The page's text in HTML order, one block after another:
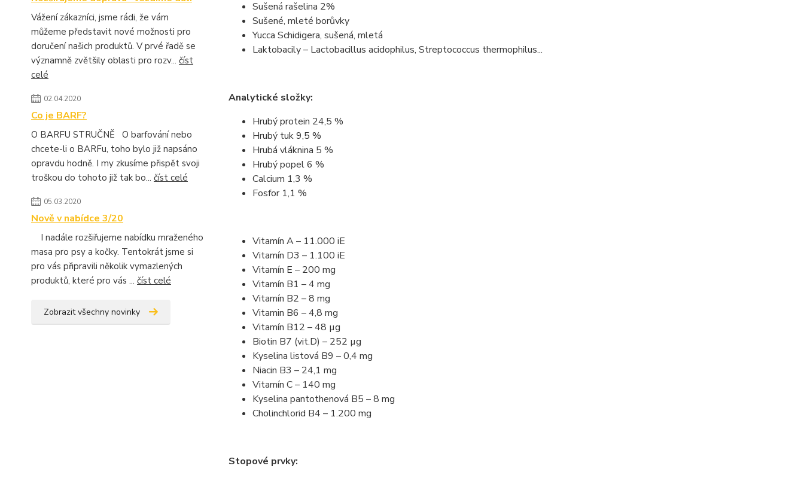
Vážení zákazníci, jsme rádi, že vám
můžeme představit nové možnosti pro
doručení našich produktů. V prvé řadě se
významně zvětšily oblasti pro rozv... číst
celé
02.04.2020
Co je BARF?
O BARFU STRUČNĚ O barfování nebo
chcete-li o BARFu, toho bylo již napsáno
opravdu hodně. I my zkusíme přispět svoji
troškou do tohoto již tak bo... číst celé
05.03.2020
Nově v nabídce 3/20
I nadále rozšiřujeme nabídku mraženého
masa pro psy a kočky. Tentokrát jsme si
pro vás připravili několik vymazlených
produktů, které pro vás ... číst celé
Zobrazit všechny novinky
Sušená rašelina 2%
Sušené, mleté borůvky
Yucca Schidigera, sušená, mletá
Laktobacily – Lactobacillus acidophilus, Streptococcus thermophilus...
Analytické složky:
Hrubý protein 24,5 %
Hrubý tuk 9,5 %
Hrubá vláknina 5 %
Hrubý popel 6 %
Calcium 1,3 %
Fosfor 1,1 %
Vitamín A – 11.000 iE
Vitamín D3 – 1.100 iE
Vitamín E – 200 mg
Vitamín B1 – 4 mg
Vitamín B2 – 8 mg
Vitamin B6 – 4,8 mg
Vitamín B12 – 48 µg
Biotin B7 (vit.D) – 252 µg
Kyselina listová B9 – 0,4 mg
Niacin B3 – 24,1 mg
Vitamín C – 140 mg
Kyselina pantothenová B5 – 8 mg
Cholinchlorid B4 – 1.200 mg
Stopové prvky: